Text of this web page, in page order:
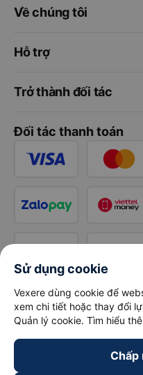
Về chúng tôi
Hỗ trợ
Trở thành đối tác
Đối tác thanh toán
Sử dụng cookie
Vexere dùng cookie để
xem chi tiết hoặc thay đổi
Quản lý cookie. Tìm hiểu
Chấp